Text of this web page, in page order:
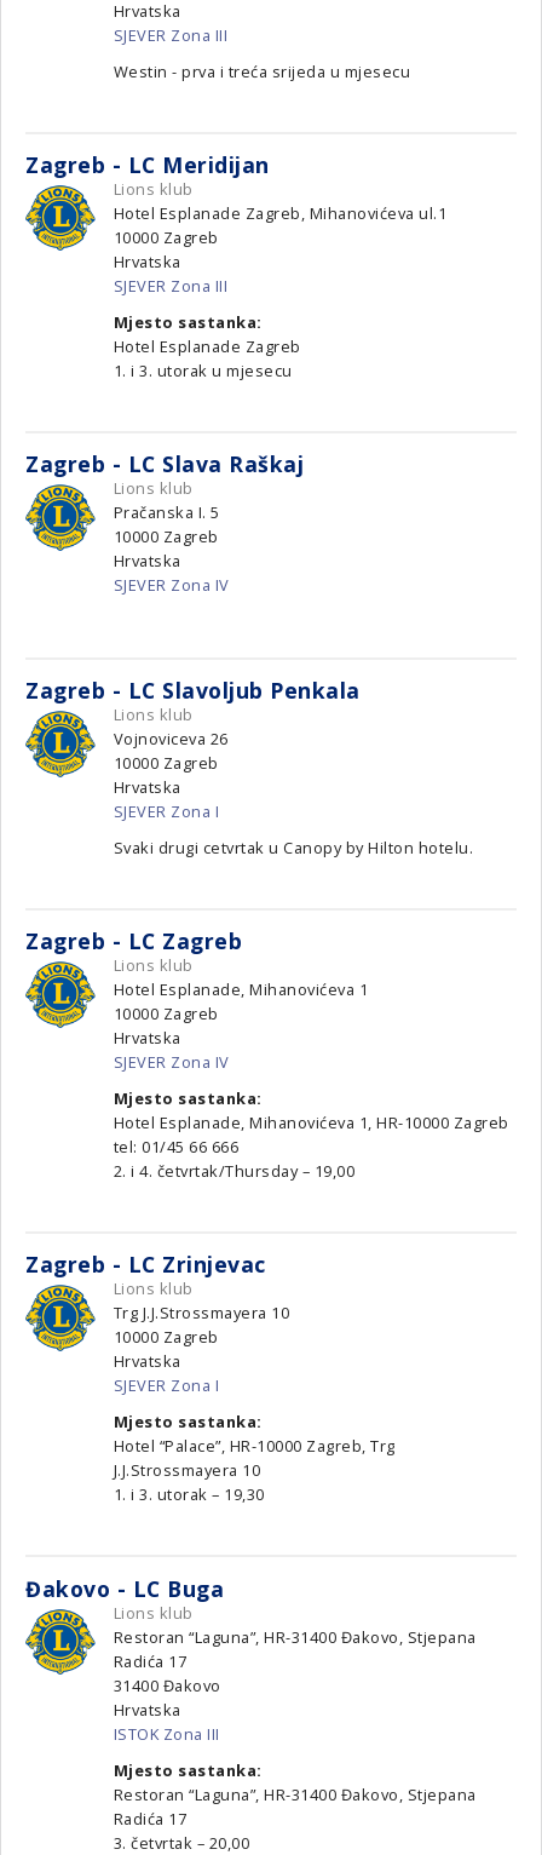
Hrvatska
SJEVER Zona III
Westin - prva i treća srijeda u mjesecu
Zagreb - LC Meridijan
Lions klub
Hotel Esplanade Zagreb, Mihanovićeva ul.1
10000 Zagreb
Hrvatska
SJEVER Zona III
Mjesto sastanka:
Hotel Esplanade Zagreb
1. i 3. utorak u mjesecu
Zagreb - LC Slava Raškaj
Lions klub
Pračanska I. 5
10000 Zagreb
Hrvatska
SJEVER Zona IV
Zagreb - LC Slavoljub Penkala
Lions klub
Vojnoviceva 26
10000 Zagreb
Hrvatska
SJEVER Zona I
Svaki drugi cetvrtak u Canopy by Hilton hotelu.
Zagreb - LC Zagreb
Lions klub
Hotel Esplanade, Mihanovićeva 1
10000 Zagreb
Hrvatska
SJEVER Zona IV
Mjesto sastanka:
Hotel Esplanade, Mihanovićeva 1, HR-10000 Zagreb
tel: 01/45 66 666
2. i 4. četvrtak/Thursday – 19,00
Zagreb - LC Zrinjevac
Lions klub
Trg J.J.Strossmayera 10
10000 Zagreb
Hrvatska
SJEVER Zona I
Mjesto sastanka:
Hotel “Palace”, HR-10000 Zagreb, Trg
J.J.Strossmayera 10
1. i 3. utorak – 19,30
Đakovo - LC Buga
Lions klub
Restoran “Laguna”, HR-31400 Đakovo, Stjepana
Radića 17
31400 Đakovo
Hrvatska
ISTOK Zona III
Mjesto sastanka:
Restoran “Laguna”, HR-31400 Đakovo, Stjepana
Radića 17
3. četvrtak – 20,00